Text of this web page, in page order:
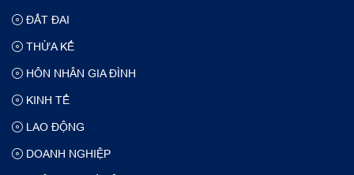
ĐẤT ĐAI
THỪA KẾ
HÔN NHÂN GIA ĐÌNH
KINH TẾ
LAO ĐỘNG
DOANH NGHIỆP